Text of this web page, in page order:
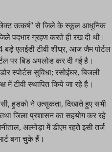
उत्कर्ष’’ से जिले के स्कूल आधुनिक
पदभार ग्रहण करते ही रख दी थी।
बड़े एलईडी टीवी शीघ्र, आज जैम पोर्टल
पर बिड अपलोड कर दी गई है।
स्पोर्टस सुविधा; रसोईघर, बिजली
में टीवी स्थापित किये जा रहे है।
हुडको ने उत्सुकता, दिखाते हुए सभी
जिला प्रशासन का सहयोग कर रहे
अल्मोड़ा में डीएम रहते इसी तर्ज
बना चुके हैं।